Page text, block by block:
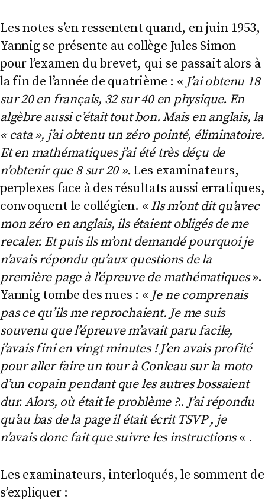
Les notes s’en ressentent quand, en juin 1953,
Yannig se présente au collège Jules Simon
pour l’examen du brevet, qui se passait alors à
la fin de l’année de quatrième : « J’ai obtenu 18
sur 20 en français, 32 sur 40 en physique. En
algèbre aussi c’était tout bon. Mais en anglais, la
« cata », j’ai obtenu un zéro pointé, éliminatoire.
Et en mathématiques j’ai été très déçu de
n’obtenir que 8 sur 20 ». Les examinateurs,
perplexes face à des résultats aussi erratiques,
convoquent le collégien. «Ils m’ont dit qu’avec
mon zéro en anglais, ils étaient obligés de me
recaler. Et puis ils m’ont demandé pourquoi je
n’avais répondu qu’aux questions de la
première page à l’épreuve de mathématiques».
Yannig tombe des nues : « Je ne comprenais
pas ce qu’ils me reprochaient. Je me suis
souvenu que l’épreuve m’avait paru facile,
j’avais fini en vingt minutes ! J’en avais profité
pour aller faire un tour à Conleau sur la moto
d’un copain pendant que les autres bossaient
dur. Alors, où était le problème ?.. J’ai répondu
qu’au bas de la page il était écrit TSVP , je
n’avais donc fait que suivre les instructions« .
Les examinateurs, interloqués, le somment de
s’expliquer :